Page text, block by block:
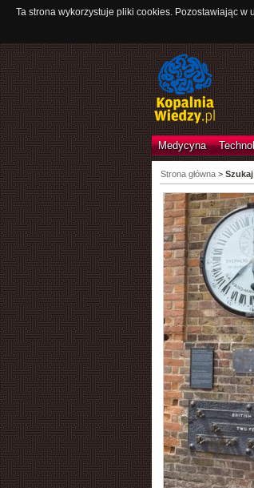
Ta strona wykorzystuje pliki cookies. Pozostawiając
Medycyna
Strona główna>